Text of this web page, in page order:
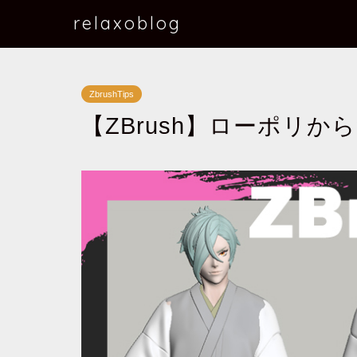
relaxoblog
ZbrushTips
【ZBrush】ローポリか